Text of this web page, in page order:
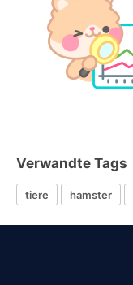
Verwandte Tags
tiere hamster